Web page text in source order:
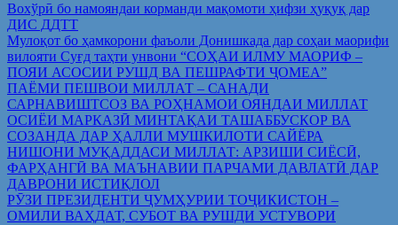
Вохўрӣ бо намояндаи корманди мақомоти ҳифзи ҳуқуқ дар
ДИС ДДТТ
Мулоқот бо ҳамкорони фаъоли Донишкада дар соҳаи маорифи
вилояти Суғд таҳти унвони “СОҲАИ ИЛМУ МАОРИФ –
ПОЯИ АСОСИИ РУШД ВА ПЕШРАФТИ ҶОМЕА”
ПАЁМИ ПЕШВОИ МИЛЛАТ – САНАДИ
САРНАВИШТСОЗ ВА РОҲНАМОИ ОЯНДАИ МИЛЛАТ
ОСИЁИ МАРКАЗӢ МИНТАҚАИ ТАШАББУСКОР ВА
СОЗАНДА ДАР ҲАЛЛИ МУШКИЛОТИ САЙЁРА
НИШОНИ МУҚАДДАСИ МИЛЛАТ: АРЗИШИ СИЁСӢ,
ФАРҲАНГӢ ВА МАЪНАВИИ ПАРЧАМИ ДАВЛАТӢ ДАР
ДАВРОНИ ИСТИҚЛОЛ
РӮЗИ ПРЕЗИДЕНТИ ҶУМҲУРИИ ТОҶИКИСТОН –
ОМИЛИ ВАҲДАТ, СУБОТ ВА РУШДИ УСТУВОРИ